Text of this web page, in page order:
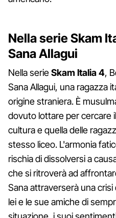
Nella serie Skam
Sana Allagui
Nella serieSkam Italia 4,
Sana Allagui, una ragazza
origine straniera. È
dovuto lottare per cercare
cultura e quella delle
stesso liceo. L'armonia
rischia di dissolversi a
che si ritroverà ad
Sana attraverserà una
lei e le sue amiche di